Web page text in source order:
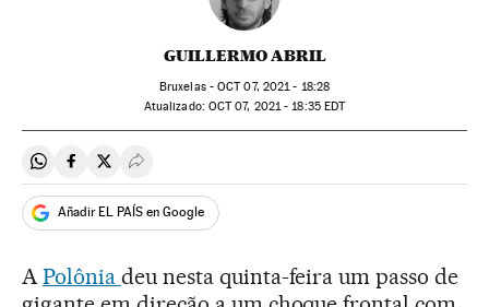
GUILLERMO ABRIL
Bruxelas -OCT07, 2021 - 18:28
atualizado: OCT07, 2021 - 18:35EDT
Compartir en Whatsapp
Compartir en Facebook
Compartir en Twitter
Desplegar Redes Sociales
Añadir EL PAÍS en Google
APolônia deu nesta quinta-feira um passo de